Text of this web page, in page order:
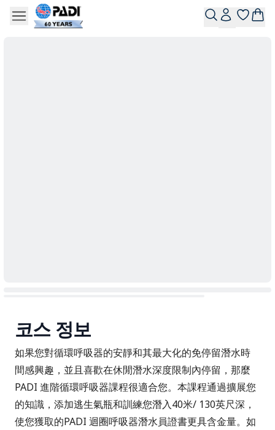
코스 정보
如果您對循環呼吸器的安靜和其最大化的免停留潛水時
間感興趣，並且喜歡在休閒潛水深度限制內停留，那麼
PADI 進階循環呼吸器課程很適合您。本課程通過擴展您
的知識，添加逃生氣瓶和訓練您潛入40米/ 130英尺深，
使您獲取的PADI 迴圈呼吸器潛水員證書更具含金量。如